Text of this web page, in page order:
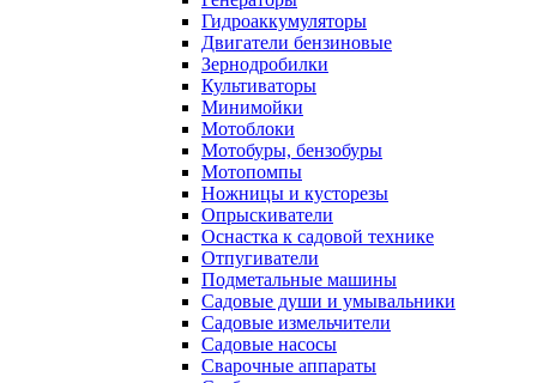
Гидроаккумуляторы
Двигатели бензиновые
Зернодробилки
Культиваторы
Минимойки
Мотоблоки
Мотобуры, бензобуры
Мотопомпы
Ножницы и кусторезы
Опрыскиватели
Оснастка к садовой технике
Отпугиватели
Подметальные машины
Садовые души и умывальники
Садовые измельчители
Садовые насосы
Сварочные аппараты